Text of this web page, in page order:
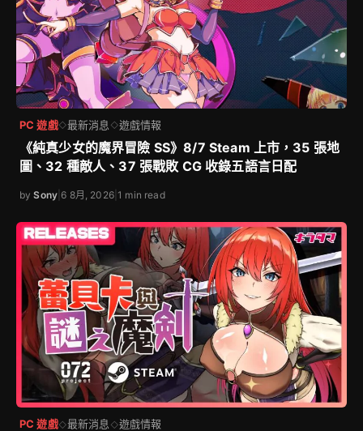
PC 遊戲◇最新消息 ◇遊戲情報
《純真少女的魔界冒險 SS》8/7 Steam 上市，35 張地
圖、32 種敵人、37 張戰敗 CG 收錄五語言日配
bySony 6 8月, 2026|1 min read
PC 遊戲◇最新消息 ◇遊戲情報